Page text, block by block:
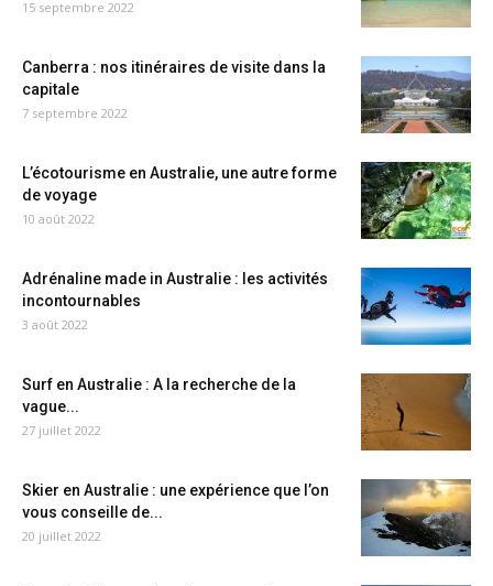
15 septembre 2022
Canberra : nos itinéraires de visite dans la
capitale
7 septembre 2022
L’écotourisme en Australie, une autre forme
de voyage
10 août 2022
Adrénaline made in Australie : les activités
incontournables
3 août 2022
Surf en Australie : A la recherche de la
vague...
27 juillet 2022
Skier en Australie : une expérience que l’on
vous conseille de...
20 juillet 2022